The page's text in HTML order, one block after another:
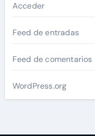
Acceder
Feed de entradas
Feed de comentarios
WordPress.org